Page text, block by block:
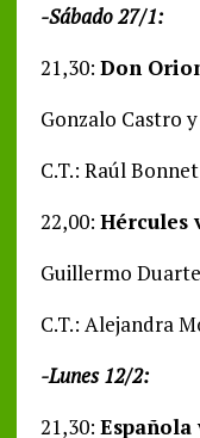
-Sábado 27/1:
21,30: Don
Gonzalo Castro
C.T.: Raúl Bonnet
22,00: Hércules
Guillermo
C.T.: Alejandra
-Lunes 12/2:
21,30: Española